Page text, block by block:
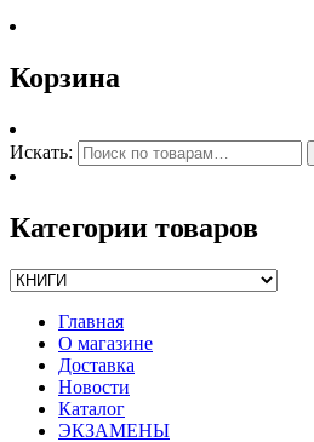
Корзина
Искать:
Категории товаров
Главная
О магазине
Доставка
Новости
Каталог
ЭКЗАМЕНЫ